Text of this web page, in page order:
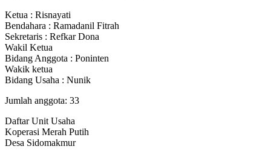
Ketua : Risnayati
Bendahara : Ramadanil Fitrah
Sekretaris : Refkar Dona
Wakil Ketua
Bidang Anggota : Poninten
Wakik ketua
Bidang Usaha : Nunik
Jumlah anggota: 33
Daftar Unit Usaha
Koperasi Merah Putih
Desa Sidomakmur